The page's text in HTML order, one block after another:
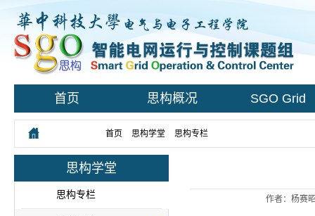
首页 思构概况 SGO Grid
首页 思构学堂 思构专栏
思构学堂
思构专栏 作者：杨赛